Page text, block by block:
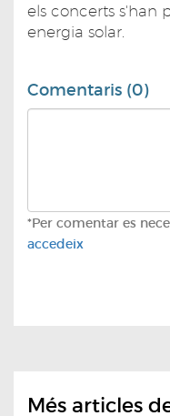
els concerts s'han
energia solar.
Comentaris (0)
*Per comentar es
accedeix
Més articles